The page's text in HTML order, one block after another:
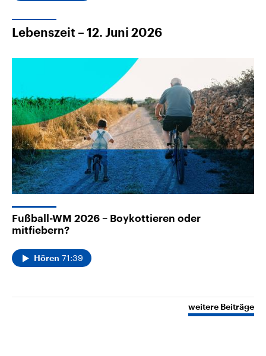
Lebenszeit – 12. Juni 2026
Fußball-WM 2026 – Boykottieren oder
mitfiebern?
Hören 71:39
weitere Beiträge